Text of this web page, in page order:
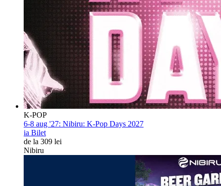
K-POP
6-8 aug '27: Nibiru: K-Pop Days 2027
ia Bilet
de la 309 lei
Nibiru